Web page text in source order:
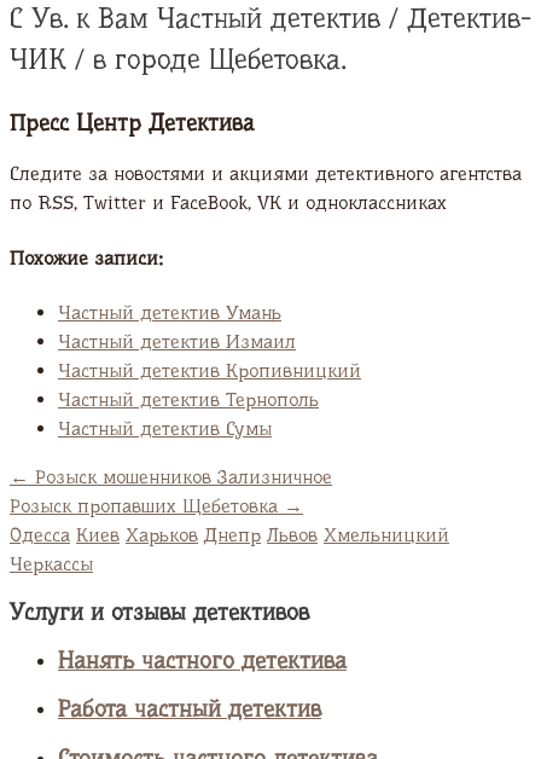
С Ув. к Вам Частный детектив / Детектив-
ЧИК / в городе Щебетовка.
Пресс Центр Детектива
Следите за новостями и акциями детективного агентства
по RSS, Twitter и FaсeBook, VK и одноклассниках
Похожие записи:
Частный детектив Умань
Частный детектив Измаил
Частный детектив Кропивницкий
Частный детектив Тернополь
Частный детектив Сумы
← Розыск мошенников Зализничное
Розыск пропавших Щебетовка →
Одесса Киев Харьков Днепр Львов Хмельницкий
Черкассы
Услуги и отзывы детективов
Нанять частного детектива
Работа частный детектив